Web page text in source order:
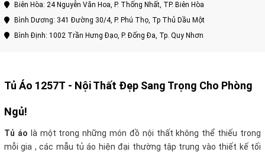
Biên Hòa: 24 Nguyễn Văn Hoa, P. Thống Nhất, TP. Biên Hòa
Bình Dương: 341 Đường 30/4, P. Phú Thọ, Tp Thủ Dầu Một
Bình Định: 1002 Trần Hưng Đạo, P. Đống Đa, Tp. Quy Nhơn
Tủ Áo 1257T - Nội Thất Đẹp Sang Trọng Cho Phòng
Ngủ!
Tủ áo là một trong những món đồ nội thất không thể thiếu trong
mỗi gia , các mẫu tủ áo hiện đại thường tập trung vào thiết kế tối